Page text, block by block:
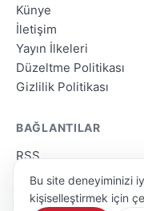
Künye
İletişim
Yayın İlkeleri
Düzeltme Politikası
Gizlilik Politikası
BAĞLANTILAR
RSS
Site Haritası
Arama
Bu site deneyiminizi
kişiselleştirmek için